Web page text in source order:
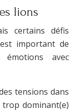
lions
certains défis
important de
avec
tensions dans
dominant(e)